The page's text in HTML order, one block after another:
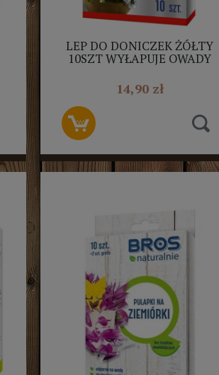
LEP DO DONICZEK ŻÓŁTY
10SZT WYŁAPUJE OWADY
14,90 zł